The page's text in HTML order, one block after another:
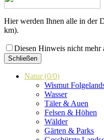
Hier werden Ihnen alle in der
km).
Diesen Hinweis nicht mehr
Schließen
Natur(0/0)
Wismut
Wasser
Täler & Auen
Felsen & Höhen
Wälder
Gärten & Parks